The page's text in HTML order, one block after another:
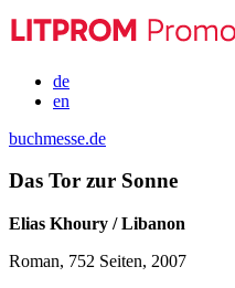
de
en
buchmesse.de
Das Tor zur Sonne
Elias Khoury / Libanon
Roman, 752 Seiten, 2007